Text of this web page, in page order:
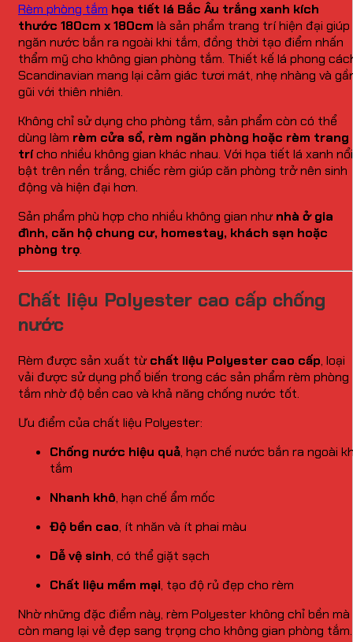
Rèm phòng tắm họa tiết lá Bắc Âu trắng xanh kích
thước 180cm x 180cm là sản phẩm trang trí hiện đại giúp
ngăn nước bắn ra ngoài khi tắm, đồng thời tạo điểm nhấn
thẩm mỹ cho không gian phòng tắm. Thiết kế lá phong
Scandinavian mang lại cảm giác tươi mát, nhẹ nhàng và
gũi với thiên nhiên.
Không chỉ sử dụng cho phòng tắm, sản phẩm còn có thể
dùng làm rèm cửa sổ, rèm ngăn phòng hoặc rèm trang
trícho nhiều không gian khác nhau. Với họa tiết lá xanh nổi
bật trên nền trắng, chiếc rèm giúp căn phòng trở nên sinh
động và hiện đại hơn.
Sản phẩm phù hợp cho nhiều không gian nhưnhà ở gia
đình, căn hộ chung cư, homestay, khách sạn hoặc
phòng trọ.
Chất liệu Polyester cao cấp chống
nước
Rèm được sản xuất từchất liệu Polyester cao cấp, loại
vải được sử dụng phổ biến trong các sản phẩm rèm phòng
tắm nhờ độ bền cao và khả năng chống nước tốt.
Ưu điểm của chất liệu Polyester:
Chống nước hiệu quả, hạn chế nước bắn ra ngoài
tắm
Nhanh khô, hạn chế ẩm mốc
Độ bền cao, ít nhăn và ít phai màu
Dễ vệ sinh, có thể giặt sạch
Chất liệu mềm mại, tạo độ rủ đẹp cho rèm
Nhờ những đặc điểm này, rèm Polyester không chỉ bền mà
còn mang lại vẻ đẹp sang trọng cho không gian phòng tắm.